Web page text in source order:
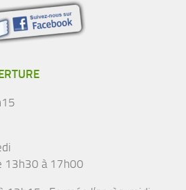
13h30 à 17h00